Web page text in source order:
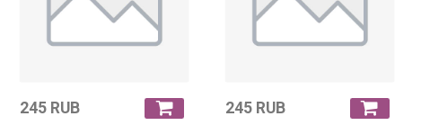
245 RUB 245 RUB